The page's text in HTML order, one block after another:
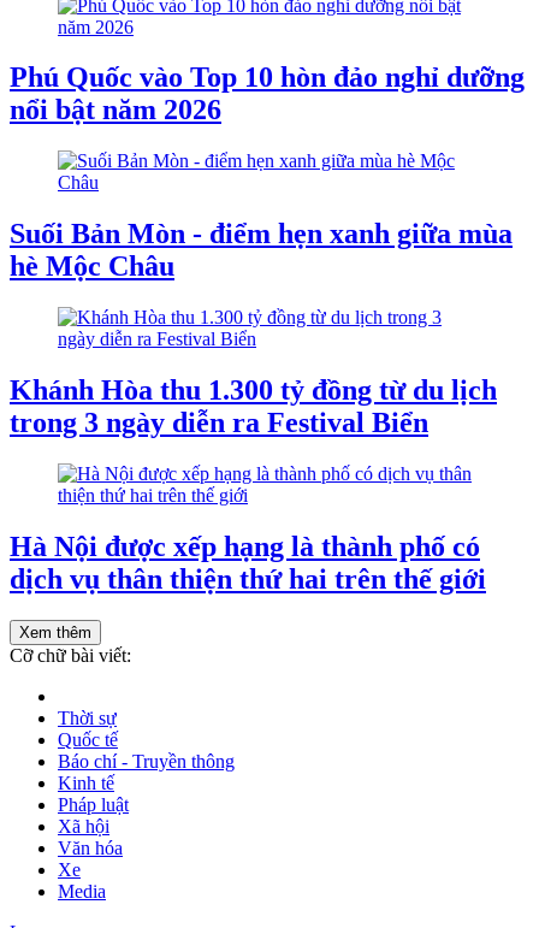
Phú Quốc vào Top 10 hòn đảo nghỉ dưỡng
nổi bật năm 2026
Suối Bản Mòn - điểm hẹn xanh giữa mùa
hè Mộc Châu
Khánh Hòa thu 1.300 tỷ đồng từ du lịch
trong 3 ngày diễn ra Festival Biển
Hà Nội được xếp hạng là thành phố có
dịch vụ thân thiện thứ hai trên thế giới
Xem thêm
Cỡ chữ bài viết:
Thời sự
Quốc tế
Báo chí - Truyền thông
Kinh tế
Pháp luật
Xã hội
Văn hóa
Xe
Media